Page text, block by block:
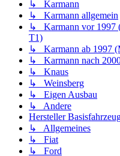
↳ Karmann
↳ Karmann allgemein
↳ Karmann vor 1997
T1)
↳ Karmann ab 1997
↳ Karmann nach
↳ Knaus
↳ Weinsberg
↳ Eigen Ausbau
↳ Andere
Hersteller
↳ Allgemeines
↳ Fiat
↳ Ford